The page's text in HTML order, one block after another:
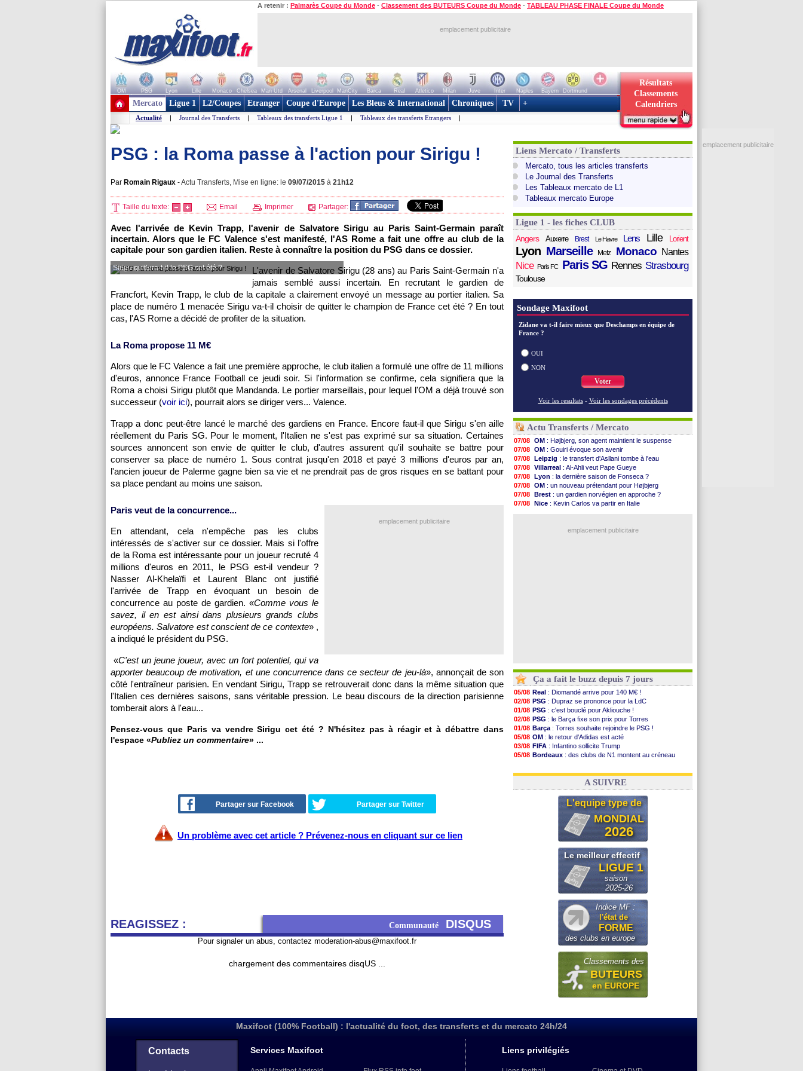
A retenir : Palmarès Coupe du Monde - Classement des BUTEURS Coupe du Monde - TABLEAU PHASE FINALE Coupe du Monde
emplacement publicitaire
OM PSG Lyon Lille Monaco Chelsea Man Utd Arsenal Liverpool ManCity Barca Real Atletico Milan Juve Inter Naples Bayern
Dortmund
+ de clubs
Résultats
Classements
Calendriers
Mercato Ligue 1 L2/Coupes Etranger Coupe d'Europe Les Bleus & International Chroniques TV +
Actualité | Journal des Transferts | Tableaux des transferts Ligue 1 | Tableaux des transferts Etrangers |
PSG : la Roma passe à l'action pour Sirigu !
Par Romain Rigaux -Actu Transferts, Mise en ligne: le 09/07/2015 à 21h12
Taille du texte: Email Imprimer Partager:
Avec l'arrivée de Kevin Trapp, l'avenir de Salvatore Sirigu au Paris Saint-Germain paraît
incertain. Alors que le FC Valence s'est manifesté, l'AS Rome a fait une offre au club de la
capitale pour son gardien italien. Reste à connaître la position du PSG dans ce dossier.
Sirigu quittera-t-il le PSG cet été ?
L'avenir de Salvatore Sirigu (28 ans) au Paris Saint-Germain n'a
jamais semblé aussi incertain. En recrutant le gardien de
Francfort, Kevin Trapp, le club de la capitale a clairement envoyé un message au portier italien. Sa
place de numéro 1 menacée Sirigu va-t-il choisir de quitter le champion de France cet été ? En tout
cas, l'AS Rome a décidé de profiter de la situation.
La Roma propose 11 M€
Alors que le FC Valence a fait une première approche, le club italien a formulé une offre de 11 millions
d'euros, annonce France Football ce jeudi soir. Si l'information se confirme, cela signifiera que la
Roma a choisi Sirigu plutôt que Mandanda. Le portier marseillais, pour lequel l'OM a déjà trouvé son
successeur (voir ici), pourrait alors se diriger vers... Valence.
Trapp a donc peut-être lancé le marché des gardiens en France. Encore faut-il que Sirigu s'en aille
réellement du Paris SG. Pour le moment, l'Italien ne s'est pas exprimé sur sa situation. Certaines
sources annoncent son envie de quitter le club, d'autres assurent qu'il souhaite se battre pour
conserver sa place de numéro 1. Sous contrat jusqu'en 2018 et payé 3 millions d'euros par an,
l'ancien joueur de Palerme gagne bien sa vie et ne prendrait pas de gros risques en se battant pour
sa place pendant au moins une saison.
emplacement publicitaire
Paris veut de la concurrence...
En attendant, cela n'empêche pas les clubs
intéressés de s'activer sur ce dossier. Mais si l'offre
de la Roma est intéressante pour un joueur recruté 4
millions d'euros en 2011, le PSG est-il vendeur ?
Nasser Al-Khelaïfi et Laurent Blanc ont justifié
l'arrivée de Trapp en évoquant un besoin de
concurrence au poste de gardien. «Comme vous le
savez, il en est ainsi dans plusieurs grands clubs
européens. Salvatore est conscient de ce contexte» ,
a indiqué le président du PSG.
«C'est un jeune joueur, avec un fort potentiel, qui va
apporter beaucoup de motivation, et une concurrence dans ce secteur de jeu-là», annonçait de son
côté l'entraîneur parisien. En vendant Sirigu, Trapp se retrouverait donc dans la même situation que
l'Italien ces dernières saisons, sans véritable pression. Le beau discours de la direction parisienne
tomberait alors à l'eau...
Pensez-vous que Paris va vendre Sirigu cet été ? N'hésitez pas à réagir et à débattre dans
l'espace «Publiez un commentaire» ...
Partager sur Facebook Partager sur Twitter
Un problème avec cet article ? Prévenez-nous en cliquant sur ce lien
REAGISSEZ : Communauté DISQUS
Pour signaler un abus, contactez moderation-abus@maxifoot.fr
chargement des commentaires disqUS ...
Liens Mercato / Transferts
Mercato, tous les articles transferts
Le Journal des Transferts
Les Tableaux mercato de L1
Tableaux mercato Europe
Ligue 1 - les fiches CLUB
Angers
Auxerre Brest Le Havre Lens Lille Lorient
Lyon Marseille Metz Monaco Nantes
Nice Paris FC Paris SG Rennes Strasbourg
Toulouse
Sondage Maxifoot
Zidane va t-il faire mieux que Deschamps en équipe de
France ?
OUI
NON
Voter
Voir les resultats - Voir les sondages précédents
Actu Transferts / Mercato
07/08 OM : Højbjerg, son agent maintient le suspense
07/08 OM : Gouiri évoque son avenir
07/08 Leipzig : le transfert d'Asllani tombe à l'eau
07/08 Villarreal : Al-Ahli veut Pape Gueye
07/08 Lyon : la dernière saison de Fonseca ?
07/08 OM : un nouveau prétendant pour Højbjerg
07/08 Brest : un gardien norvégien en approche ?
07/08 Nice : Kevin Carlos va partir en Italie
: Mangala prêté à Getafe (officiel)
emplacement publicitaire
Ça a fait le buzz depuis 7 jours
05/08 Real : Diomandé arrive pour 140 M€ !
02/08 PSG : Dupraz se prononce pour la LdC
01/08 PSG : c'est bouclé pour Akliouche !
02/08 PSG : le Barça fixe son prix pour Torres
01/08 Barça : Torres souhaite rejoindre le PSG !
05/08 OM : le retour d'Adidas est acté
03/08 FIFA : Infantino sollicite Trump
05/08 Bordeaux : des clubs de N1 montent au créneau
03/08 Real: le démenti de Leipzig pour Diomandé
A SUIVRE
L'equipe type de
MONDIAL
2026
Le meilleur effectif
LIGUE 1
saison
2025-26
Indice MF :
l'état de
FORME
des clubs en europe
Classements des
BUTEURS
en EUROPE
emplacement publicitaire
Maxifoot (100% Football) : l'actualité du foot, des transferts et du mercato 24h/24
Contacts Services Maxifoot Liens privilégiés